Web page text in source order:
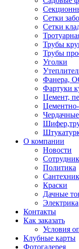
Сетки
Сетки
Трубы
Трубы
Уголки
Фанера,
Фартуки
Цемент,
О компании
Новости
Политика
Краски
Дачные
Электрика
Контакты
Как заказать
Условия
Клубные карты
Фотогалерея